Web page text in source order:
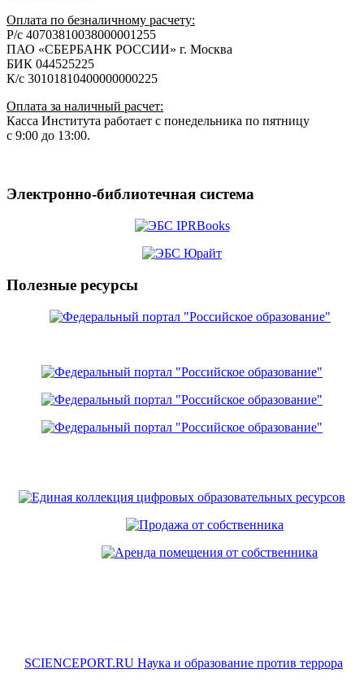
Оплата по безналичному расчету:
Р/с 40703810038000001255
ПАО «СБЕРБАНК РОССИИ» г. Москва
БИК 044525225
К/с 30101810400000000225
Оплата за наличный расчет:
Касса Института работает с понедельника по пятницу
с 9:00 до 13:00.
Электронно-библиотечная система
Полезные ресурсы
SCIENCEPORT.RU Наука и образование против террора